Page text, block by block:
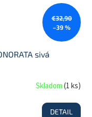
€32,90
–39 %
sivá
Skladom(1 ks)
DETAIL